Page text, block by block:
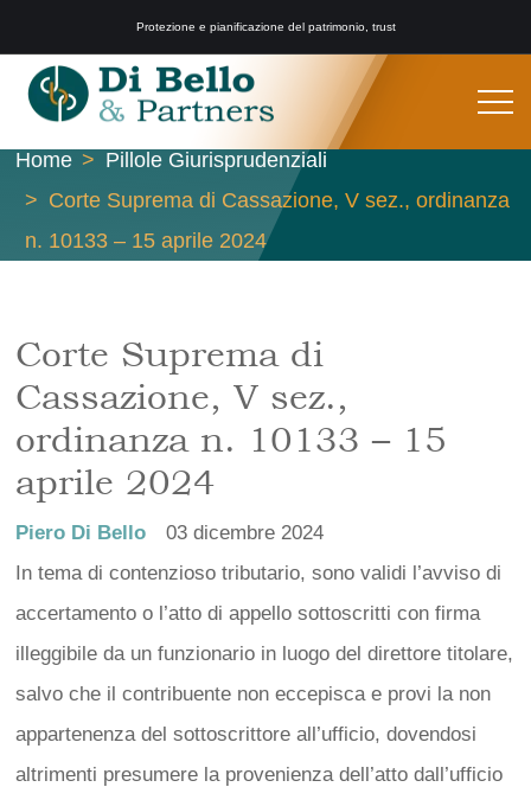
Protezione e pianificazione del patrimonio, trust
Home
Pillole Giurisprudenziali
Corte Suprema di Cassazione, V sez., ordinanza
n. 10133 – 15 aprile 2024
Corte Suprema di
Cassazione, V sez.,
ordinanza n. 10133 – 15
aprile 2024
Piero Di Bello
03 dicembre 2024
In tema di contenzioso tributario, sono validi l’avviso di
accertamento o l’atto di appello sottoscritti con firma
illeggibile da un funzionario in luogo del direttore titolare,
salvo che il contribuente non eccepisca e provi la non
appartenenza del sottoscrittore all’ufficio, dovendosi
altrimenti presumere la provenienza dell’atto dall’ufficio